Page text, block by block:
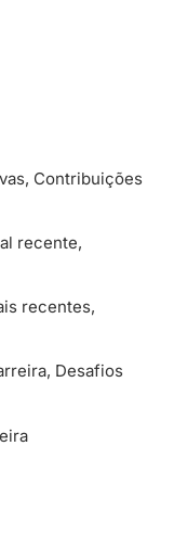
Contribuições
recente,
recentes,
Desafios